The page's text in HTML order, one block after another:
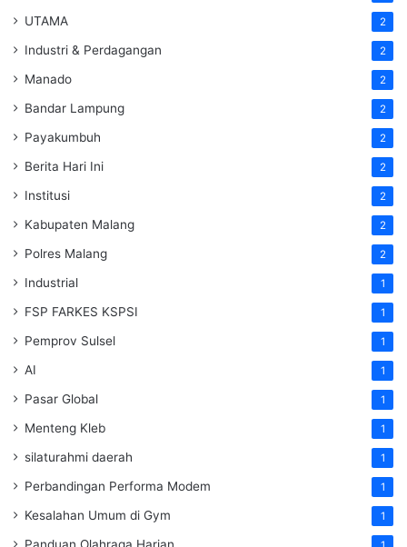
UTAMA 2
Industri & Perdagangan 2
Manado 2
Bandar Lampung 2
Payakumbuh 2
Berita Hari Ini 2
Institusi 2
Kabupaten Malang 2
Polres Malang 2
Industrial 1
FSP FARKES KSPSI 1
Pemprov Sulsel 1
AI 1
Pasar Global 1
Menteng Kleb 1
silaturahmi daerah 1
Perbandingan Performa Modem 1
Kesalahan Umum di Gym 1